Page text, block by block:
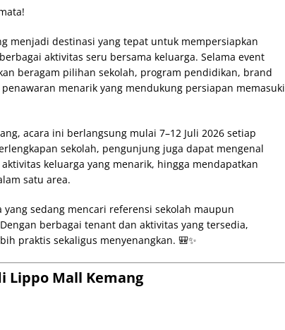
menjadi destinasi yang tepat untuk mempersiapkan
aktivitas seru bersama keluarga. Selama event
beragam pilihan sekolah, program pendidikan, brand
menarik yang mendukung persiapan memasuki
acara ini berlangsung mulai 7–12 Juli 2026 setiap
sekolah, pengunjung juga dapat mengenal
keluarga yang menarik, hingga mendapatkan
satu area.
sedang mencari referensi sekolah maupun
berbagai tenant dan aktivitas yang tersedia,
praktis sekaligus menyenangkan. 🎒✨
Lippo Mall Kemang